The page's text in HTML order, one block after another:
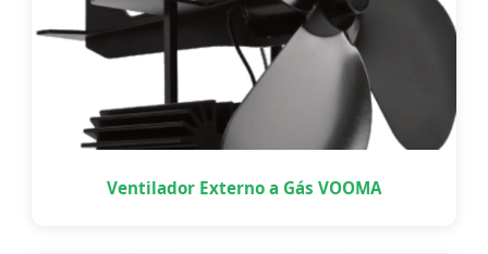
Ventilador Externo a Gás VOOMA